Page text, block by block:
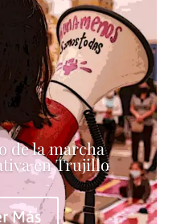
de la marcha
en Trujillo
Más